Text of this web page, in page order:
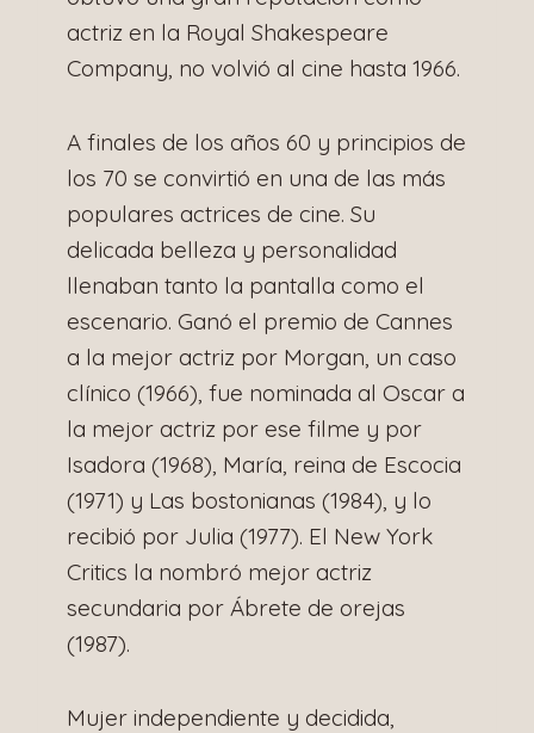
actriz en la Royal Shakespeare
Company, no volvió al cine hasta 1966.
A finales de los años 60 y principios de
los 70 se convirtió en una de las más
populares actrices de cine. Su
delicada belleza y personalidad
llenaban tanto la pantalla como el
escenario. Ganó el premio de Cannes
a la mejor actriz por Morgan, un caso
clínico (1966), fue nominada al Oscar a
la mejor actriz por ese filme y por
Isadora (1968), María, reina de Escocia
(1971) y Las bostonianas (1984), y lo
recibió por Julia (1977). El New York
Critics la nombró mejor actriz
secundaria por Ábrete de orejas
(1987).
Mujer independiente y decidida,